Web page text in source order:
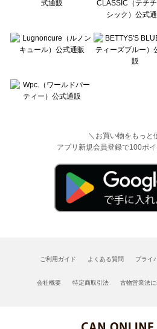
＼お買い物をもっと
アプリ新規会員登録で100ポ
ご利用ガイド よくある質問 プライ
会社概要 特定商取引法 古物営業法